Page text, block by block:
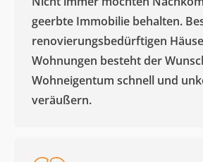
geerbte Immobilie behalten.
renovierungsbedürftigen
Wohnungen besteht der
Wohneigentum schnell und
veräußern. ​